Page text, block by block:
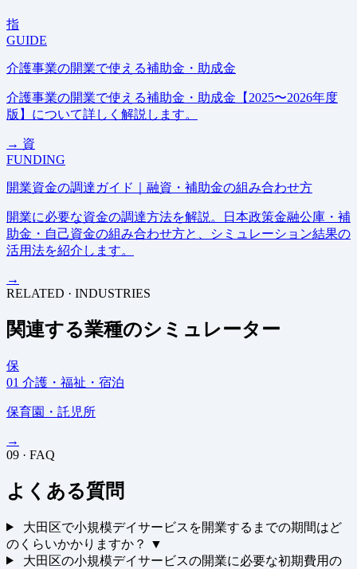
指
GUIDE
介護事業の開業で使える補助金・助成金
介護事業の開業で使える補助金・助成金【2025〜2026年度
版】について詳しく解説します。
→ 資
FUNDING
開業資金の調達ガイド｜融資・補助金の組み合わせ方
開業に必要な資金の調達方法を解説。日本政策金融公庫・補
助金・自己資金の組み合わせ方と、シミュレーション結果の
活用法を紹介します。
→
RELATED · INDUSTRIES
関連する業種のシミュレーター
保
01 介護・福祉・宿泊
保育園・託児所
→
09 · FAQ
よくある質問
大田区で小規模デイサービスを開業するまでの期間はど
のくらいかかりますか？
▼
大田区の小規模デイサービスの開業に必要な初期費用の